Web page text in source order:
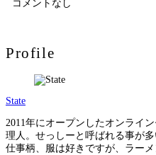
コメントなし
Profile
State
2011年にオープンしたオンライ
理人。せっしーと呼ばれる事が多
仕事柄、服は好きですが、ラー